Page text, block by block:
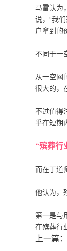
马雷认为，
说，“我
户拿到的
不同于一
从一空网
很大的，
不过值得
乎在短期
“殡葬行
而在丁道
他认为，
第一是与
在殡葬行
上一篇